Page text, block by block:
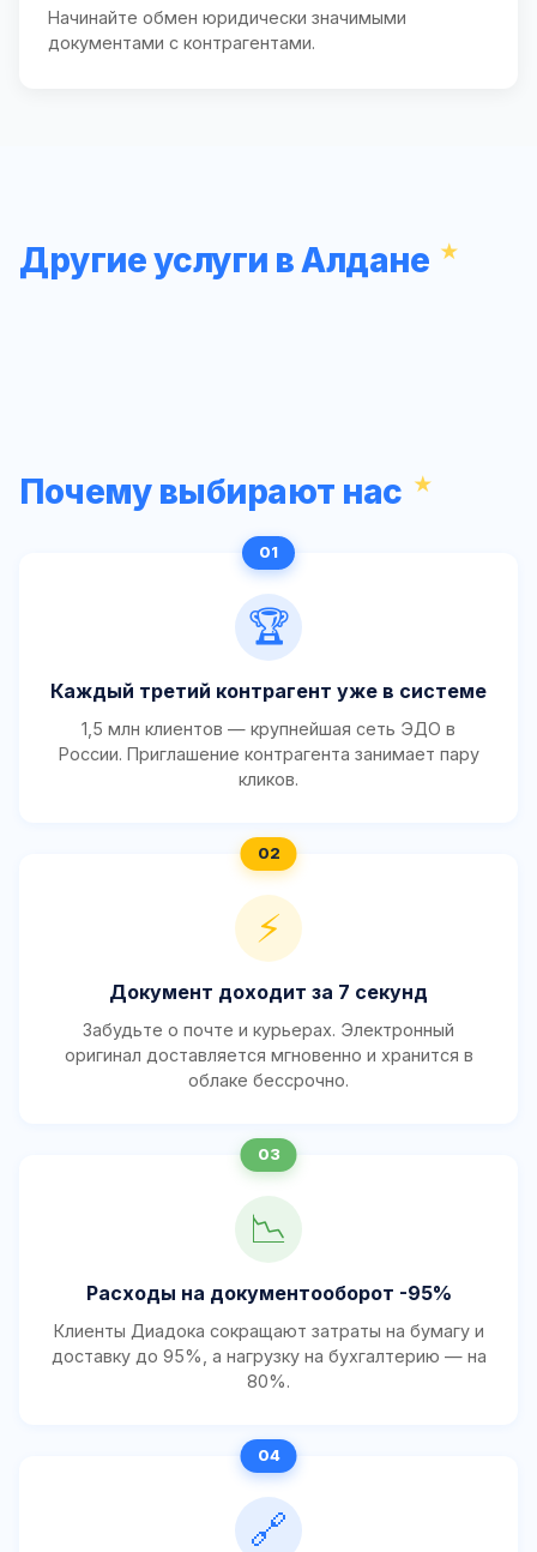
Начинайте обмен юридически значимыми
документами с контрагентами.
Другие услуги в Алдане
Почему выбирают нас
🏆
Каждый третий контрагент уже в системе
1,5 млн клиентов — крупнейшая сеть ЭДО в
России. Приглашение контрагента занимает пару
кликов.
⚡
Документ доходит за 7 секунд
Забудьте о почте и курьерах. Электронный
оригинал доставляется мгновенно и хранится в
облаке бессрочно.
📉
Расходы на документооборот -95%
Клиенты Диадока сокращают затраты на бумагу и
доставку до 95%, а нагрузку на бухгалтерию — на
80%.
🔗